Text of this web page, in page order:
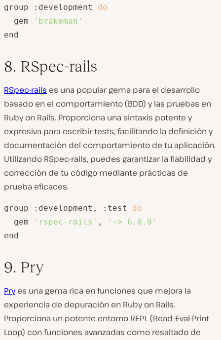
group :development do
  gem
'brakeman'
end
8. RSpec-rails
RSpec-rails es una popular gema para el desarrollo
basado en el comportamiento (BDD) y las pruebas en
Ruby on Rails. Proporciona una sintaxis potente y
expresiva para escribir tests, facilitando la definición y
documentación del comportamiento de tu aplicación.
Utilizando RSpec-rails, puedes garantizar la fiabilidad y
corrección de tu código mediante prácticas de
prueba eficaces.
group :development, :test do
  gem
'rspec-rails' ,
'~> 6.0.0'
end
9. Pry
Pryes una gema rica en funciones que mejora la
experiencia de depuración en Ruby on Rails.
Proporciona un potente entorno REPL (Read-Eval-Print
Loop) con funciones avanzadas como resaltado de